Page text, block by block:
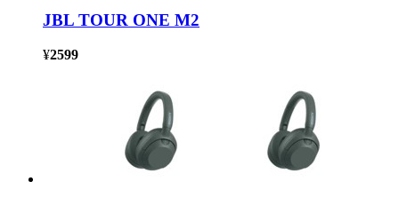
JBL TOUR ONE M2
¥2599